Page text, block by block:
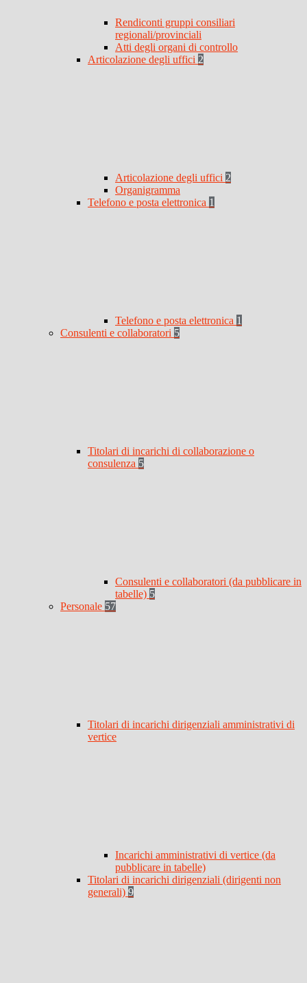
Rendiconti gruppi consiliari
regionali/provinciali
Atti degli organi di controllo
Articolazione degli uffici 2
Articolazione degli uffici 2
Organigramma
Telefono e posta elettronica 1
Telefono e posta elettronica 1
Consulenti e collaboratori 5
Titolari di incarichi di collaborazione o
consulenza 5
Consulenti e collaboratori (da pubblicare in
tabelle) 5
Personale 57
Titolari di incarichi dirigenziali amministrativi di
vertice
Incarichi amministrativi di vertice (da
pubblicare in tabelle)
Titolari di incarichi dirigenziali (dirigenti non
generali) 9